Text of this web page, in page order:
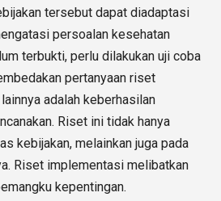
tersebut dapat diadaptasi
persoalan kesehatan
terbukti, perlu dilakukan uji coba
pertanyaan riset
adalah keberhasilan
Riset ini tidak hanya
kebijakan, melainkan juga pada
Riset implementasi melibatkan
kepentingan.